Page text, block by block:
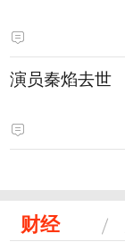
演员秦焰去世
财经